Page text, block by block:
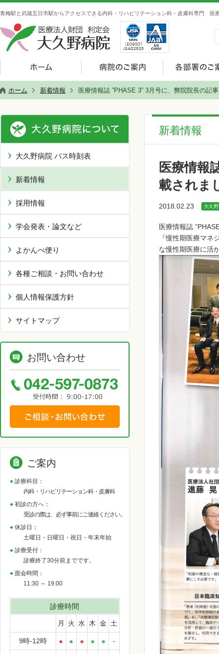
青梅駅と武蔵五日市駅からアクセスできる内科・リハビリテーション科・皮膚科専門 医
ホーム 新着情報 医療情報誌 ”PHASE 3” 3月号に、弊院院長の記
新着情報
医療情報
載されま
2018.02.23 大久
医療情報誌
『慢性期医療マ
な慢性期医療に活
大久野病院 バス時刻表
新着情報
採用情報
学会発表・論文など
よかんべ便り
各種ご相談・お問い合わせ
個人情報保護方針
サイトマップ
お問い合わせ
ご案内
診療科目：
内科・リハビリテーション科・皮膚科
初診の方へ：
受診の際は、必ず事前にご連絡ください。
休診日：
土曜日・日曜日・祝日・年末年始
診療受付：
診療終了30分前までです。
面会時間：
11:30 ～ 19:00
診療時間
月 火 水 木 金 土
9時-12時 ● ● ● ● ● -